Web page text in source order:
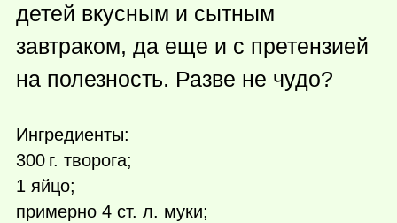
детей вкусным и сытным
завтраком, да еще и с претензией
на полезность. Разве не чудо?
Ингредиенты:
300 г. творога;
1 яйцо;
примерно 4 ст. л. муки;